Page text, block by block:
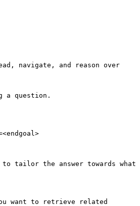
navigate, and reason over
a question.
tailor the answer towards what
want to retrieve related